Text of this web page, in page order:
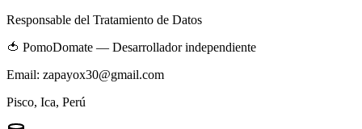
Responsable del Tratamiento de Datos
🍅 PomoDomate — Desarrollador independiente
Email: zapayox30@gmail.com
Pisco, Ica, Perú